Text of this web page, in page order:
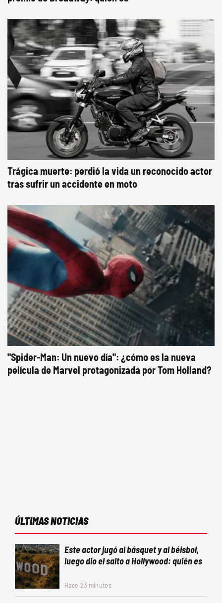
Trágica muerte: perdió la vida un reconocido actor
tras sufrir un accidente en moto
"Spider-Man: Un nuevo día": ¿cómo es la nueva
película de Marvel protagonizada por Tom Holland?
ÚLTIMAS NOTICIAS
Este actor jugó al básquet y al béisbol,
luego dio el salto a Hollywood: quién es
Hace 23 minutos